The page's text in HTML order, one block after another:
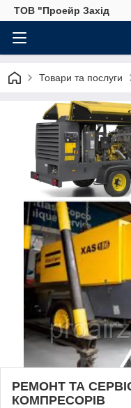
ТОВ "Проейр Захід
Товари та послуги
РЕМОНТ ТА
КОМПРЕСОРІВ